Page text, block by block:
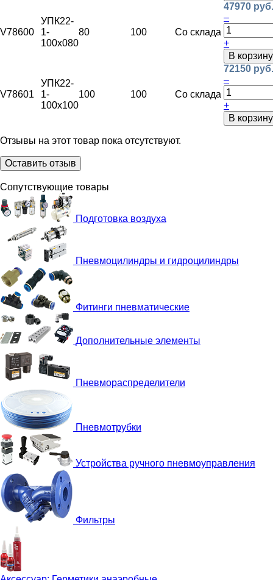
V78600
УПК22-
1-
100х080
80 100 Со склада
47970 руб.
–
+
В корзину
V78601
УПК22-
1-
100х100
100 100 Со склада
72150 руб.
–
+
В корзину
Отзывы на этот товар пока отсутствуют.
Оставить отзыв
Сопутствующие товары
Подготовка воздуха
Пневмоцилиндры и гидроцилиндры
Фитинги пневматические
Дополнительные элементы
Пневмораспределители
Пневмотрубки
Устройства ручного пневмоуправления
Фильтры